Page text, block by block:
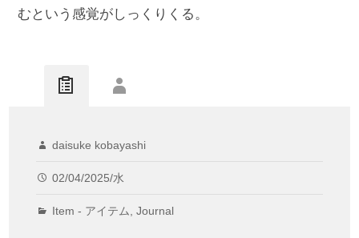
むという感覚がしっくりくる。
daisuke kobayashi
02/04/2025/水
Item - アイテム ,Journal